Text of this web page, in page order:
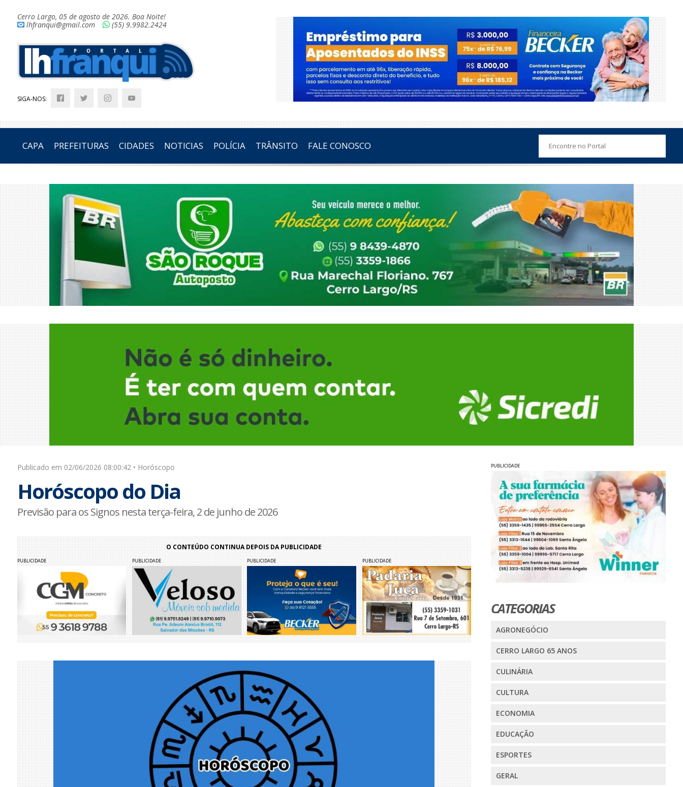
Cerro Largo, 05 de agosto de 2026. Boa Noite!
lhfranqui@gmail.com
(55) 9.9982.2424
SIGA-NOS:
CAPA PREFEITURAS CIDADES NOTICIAS POLÍCIA TRÂNSITO FALE CONOSCO
Publicado em 02/06/2026 08:00:42 • Horóscopo
Horóscopo do Dia
Previsão para os Signos nesta terça-feira, 2 de junho de 2026
O CONTEÚDO CONTINUA DEPOIS DA PUBLICIDADE
PUBLICIDADE PUBLICIDADE PUBLICIDADE PUBLICIDADE
PUBLICIDADE
CATEGORIAS
AGRONEGÓCIO
CERRO LARGO 65 ANOS
CULINÁRIA
CULTURA
ECONOMIA
EDUCAÇÃO
ESPORTES
GERAL